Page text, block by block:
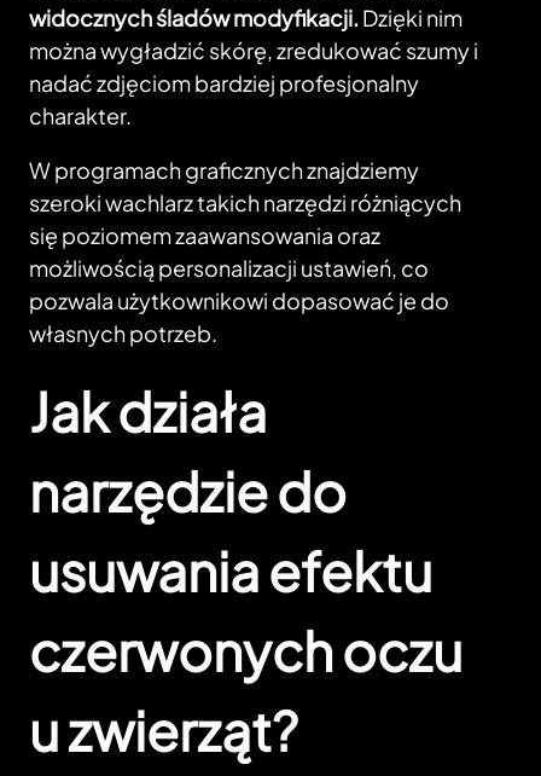
widocznych śladów modyfikacji. Dzięki nim
można wygładzić skórę, zredukować szumy i
nadać zdjęciom bardziej profesjonalny
charakter.
W programach graficznych znajdziemy
szeroki wachlarz takich narzędzi różniących
się poziomem zaawansowania oraz
możliwością personalizacji ustawień, co
pozwala użytkownikowi dopasować je do
własnych potrzeb.
Jak działa
narzędzie do
usuwania efektu
czerwonych oczu
u zwierząt?